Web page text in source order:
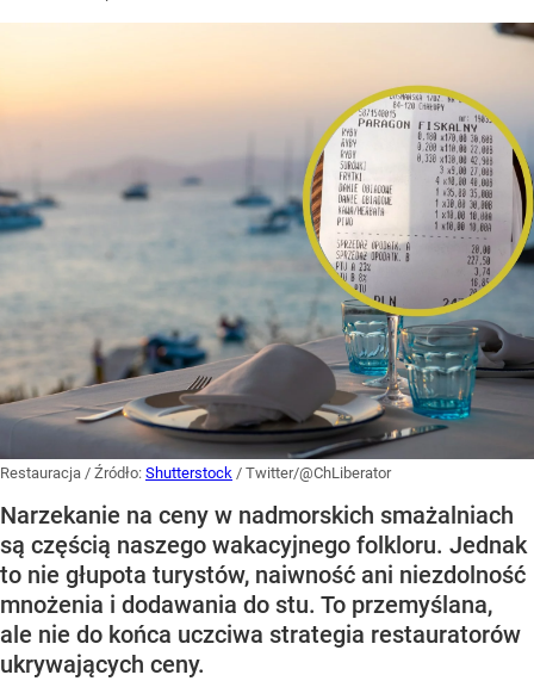
Restauracja / Źródło: Shutterstock / Twitter/@ChLiberator
Narzekanie na ceny w nadmorskich smażalniach
są częścią naszego wakacyjnego folkloru. Jednak
to nie głupota turystów, naiwność ani niezdolność
mnożenia i dodawania do stu. To przemyślana,
ale nie do końca uczciwa strategia restauratorów
ukrywających ceny.